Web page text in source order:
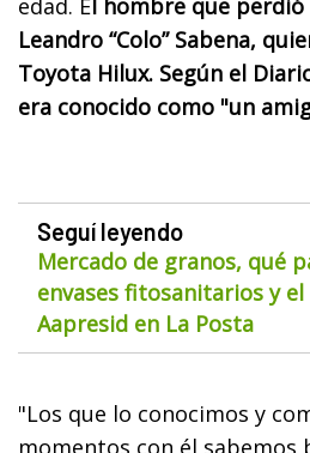
edad. El hombre que
Leandro “Colo” Sabena,
Toyota Hilux. Según el
era conocido como "un
Seguí leyendo
Mercado de granos, qué
envases fitosanitarios y el
Aapresid en La Posta
"Los que lo conocimos y
momentos con él sabemos